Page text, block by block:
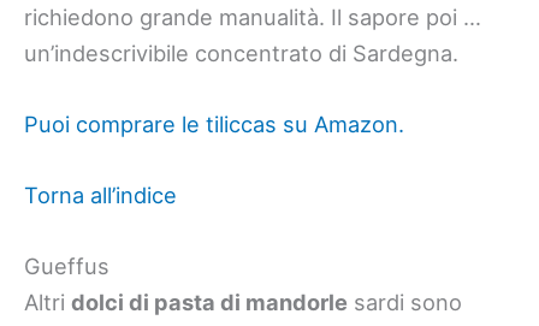
richiedono grande manualità. Il sapore poi …
un’indescrivibile concentrato di Sardegna.
Puoi comprare le tiliccas su Amazon.
Torna all’indice
Gueffus
Altri dolci di pasta di mandorle sardi sono